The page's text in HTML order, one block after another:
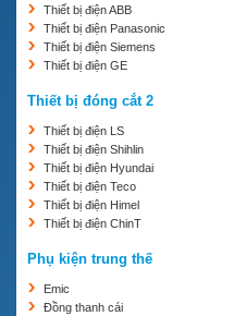
SV004IG5A-2, SV008IG5A-
SV022IG5A-2, SV037IG5A-
2, SV075IG5A-2,
Thiết bị điện ABB
Thiết bị điện Panasonic
Thiết bị điện Siemens
Thiết bị điện GE
Thiết bị đóng cắt 2
Thiết bị điện LS
Thiết bị điện Shihlin
Thiết bị điện Hyundai
Thiết bị điện Teco
Thiết bị điện Himel
Thiết bị điện ChinT
Phụ kiện trung thế
Emic
Đồng thanh cái